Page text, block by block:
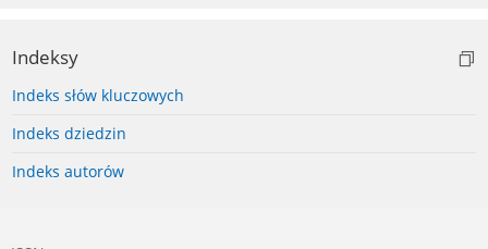
Indeksy
Indeks słów kluczowych
Indeks dziedzin
Indeks autorów